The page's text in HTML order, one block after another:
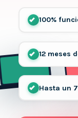
100%
12 meses
Hasta un